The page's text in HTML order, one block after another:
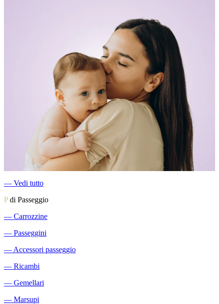
― Vedi tutto
Pdi Passeggio
― Carrozzine
― Passeggini
― Accessori passeggio
― Ricambi
― Gemellari
― Marsupi